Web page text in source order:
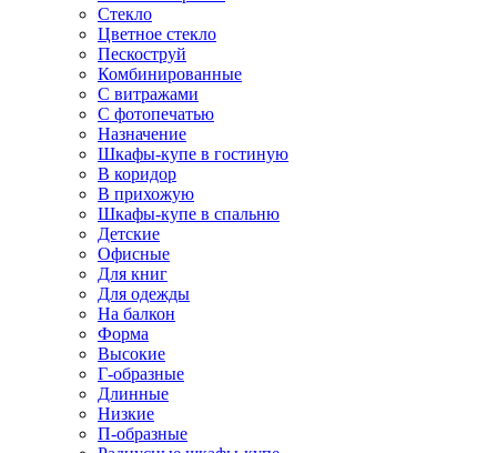
Стекло
Цветное стекло
Пескоструй
Комбинированные
С витражами
С фотопечатью
Назначение
Шкафы-купе в гостиную
В коридор
В прихожую
Шкафы-купе в спальню
Детские
Офисные
Для книг
Для одежды
На балкон
Форма
Высокие
Г-образные
Длинные
Низкие
П-образные